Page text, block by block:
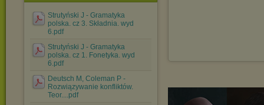
Strutyński J - Gramatyka
polska. cz 3. Składnia. wyd
6.pdf
Strutyński J - Gramatyka
polska. cz 1. Fonetyka. wyd
6.pdf
Deutsch M, Coleman P -
Rozwiązywanie konfliktów.
Teor....pdf